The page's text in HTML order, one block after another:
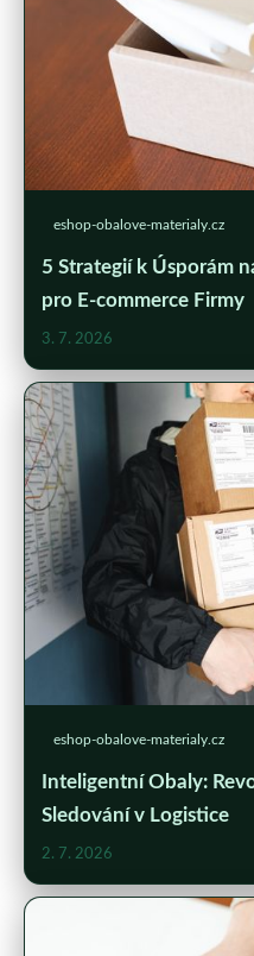
eshop-obalove-materialy.cz
5 Strategií k Úsporám
pro E-commerce Firmy
3. 7. 2026
eshop-obalove-materialy.cz
Inteligentní Obaly:
Sledování v Logistice
2. 7. 2026